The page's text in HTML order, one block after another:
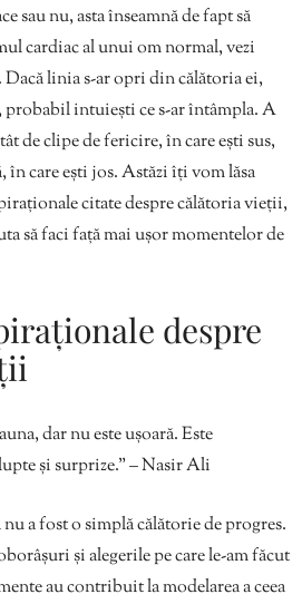
sau nu, asta înseamnă de fapt să
cardiac al unui om normal, vezi
linia s-ar opri din călătoria ei,
probabil intuiești ce s-ar întâmpla. A
de clipe de fericire, în care ești sus,
în care ești jos. Astăzi îți vom lăsa
citate despre călătoria vieții,
să faci față mai ușor momentelor de
despre
dar nu este ușoară. Este
și surprize.” – Nasir Ali
a fost o simplă călătorie de progres.
și alegerile pe care le-am făcut
au contribuit la modelarea a ceea